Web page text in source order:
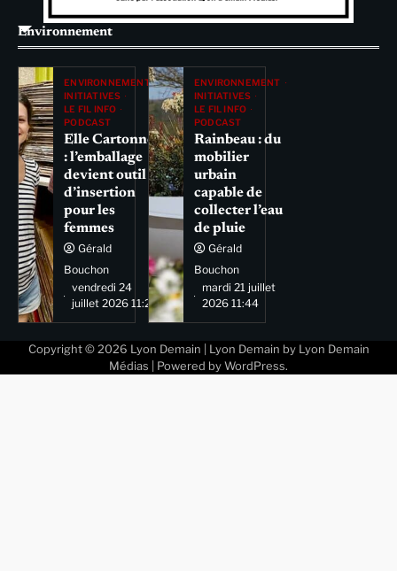
Environnement
ENVIRONNEMENT
INITIATIVES
LE FIL INFO
PODCAST
Elle Cartonne
: l’emballage
devient outil
d’insertion
pour les
femmes
Gérald
Bouchon
vendredi 24
juillet 2026 11:29
ENVIRONNEMENT
INITIATIVES
LE FIL INFO
PODCAST
Rainbeau : du
mobilier
urbain
capable de
collecter l’eau
de pluie
Gérald
Bouchon
mardi 21 juillet
2026 11:44
Copyright © 2026 Lyon Demain | Lyon Demain by Lyon Demain
Médias | Powered by WordPress.